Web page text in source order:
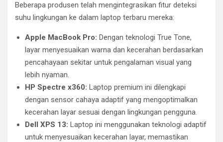
Beberapa produsen telah mengintegrasikan fitur deteksi
suhu lingkungan ke dalam laptop terbaru mereka:
Apple MacBook Pro: Dengan teknologi True Tone,
layar menyesuaikan warna dan kecerahan berdasarkan
pencahayaan sekitar untuk pengalaman visual yang
lebih nyaman.
HP Spectre x360: Laptop premium ini dilengkapi
dengan sensor cahaya adaptif yang mengoptimalkan
kecerahan layar sesuai dengan lingkungan pengguna.
Dell XPS 13: Laptop ini menggunakan teknologi adaptif
untuk menyesuaikan kecerahan layar, memastikan